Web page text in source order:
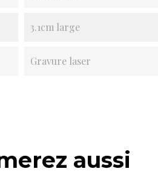
3.1cm large
Gravure laser
aussi